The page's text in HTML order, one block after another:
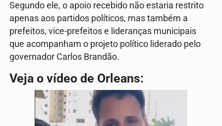
Segundo ele, o apoio recebido não estaria restrito
apenas aos partidos políticos, mas também a
prefeitos, vice-prefeitos e lideranças municipais
que acompanham o projeto político liderado pelo
governador Carlos Brandão.
Veja o vídeo de Orleans: